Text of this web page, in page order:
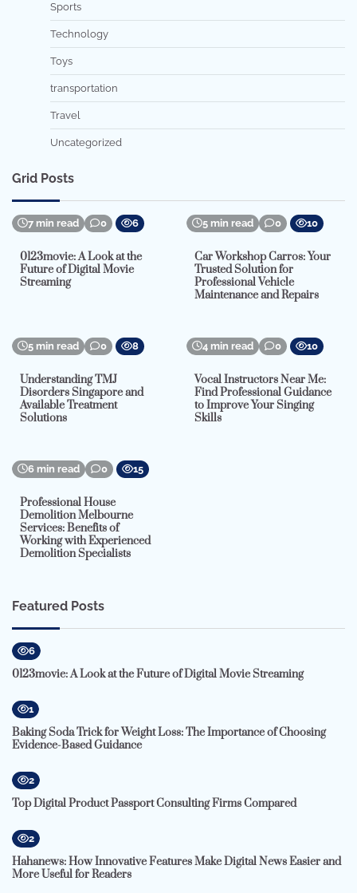
Sports
Technology
Toys
transportation
Travel
Uncategorized
Grid Posts
7 min read 0 6
0123movie: A Look at the
Future of Digital Movie
Streaming
5 min read 0 10
Car Workshop Carros: Your
Trusted Solution for
Professional Vehicle
Maintenance and Repairs
5 min read 0 8
Understanding TMJ
Disorders Singapore and
Available Treatment
Solutions
4 min read 0 10
Vocal Instructors Near Me:
Find Professional Guidance
to Improve Your Singing
Skills
6 min read 0 15
Professional House
Demolition Melbourne
Services: Benefits of
Working with Experienced
Demolition Specialists
Featured Posts
6
0123movie: A Look at the Future of Digital Movie Streaming
1
Baking Soda Trick for Weight Loss: The Importance of Choosing
Evidence-Based Guidance
2
Top Digital Product Passport Consulting Firms Compared
2
Hahanews: How Innovative Features Make Digital News Easier and
More Useful for Readers